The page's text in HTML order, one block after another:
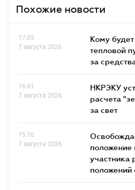
Похожие новости
17.05
7 августа 2026
Кому
тепловой
за
16.01
7 августа 2026
НКРЭКУ
расчета
за свет
15.10
7 августа 2026
положение
участника
положений